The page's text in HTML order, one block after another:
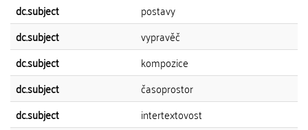
dc.subject
postavy
dc.subject
vypravěč
dc.subject
kompozice
dc.subject
časoprostor
dc.subject
intertextovost